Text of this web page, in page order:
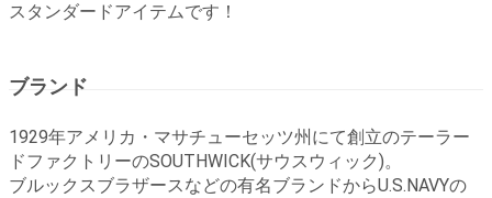
スタンダードアイテムです！
ブランド
1929年アメリカ・マサチューセッツ州にて創立のテーラー
ドファクトリーのSOUTHWICK(サウスウィック)。
ブルックスブラザースなどの有名ブランドからU.S.NAVYの